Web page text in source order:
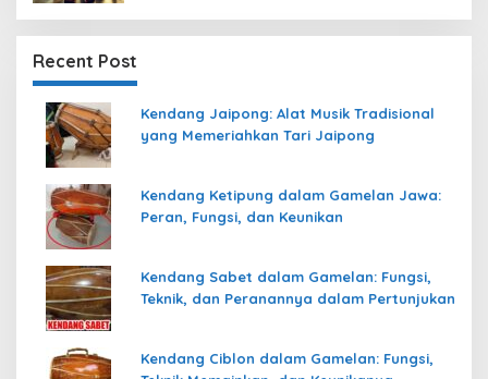
Recent Post
Kendang Jaipong: Alat Musik Tradisional
yang Memeriahkan Tari Jaipong
Kendang Ketipung dalam Gamelan Jawa:
Peran, Fungsi, dan Keunikan
Kendang Sabet dalam Gamelan: Fungsi,
Teknik, dan Peranannya dalam Pertunjukan
Kendang Ciblon dalam Gamelan: Fungsi,